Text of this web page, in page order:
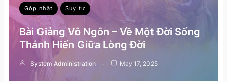
Góp nhặt Suy tư
Bài Giảng Vô Ngôn – Về Một Đời Sống
Thánh Hiến Giữa Lòng Đời
System Administration May 17, 2025